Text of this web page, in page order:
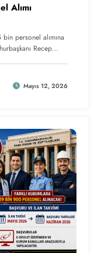
Alımı
personel alımına
Recep…
Mayıs 12, 2026